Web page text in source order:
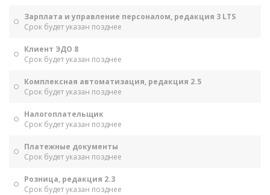
Зарплата и управление персоналом, редакция 3 LTS
Срок будет указан позднее
Клиент ЭДО 8
Срок будет указан позднее
Комплексная автоматизация, редакция 2.5
Срок будет указан позднее
Налогоплательщик
Срок будет указан позднее
Платежные документы
Срок будет указан позднее
Розница, редакция 2.3
Срок будет указан позднее